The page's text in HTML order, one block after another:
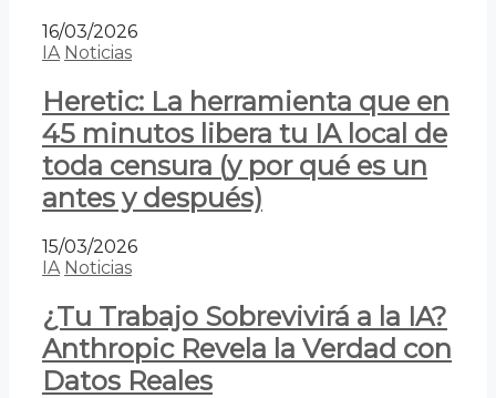
16/03/2026
IA Noticias
Heretic: La herramienta que en
45 minutos libera tu IA local de
toda censura (y por qué es un
antes y después)
15/03/2026
IA Noticias
¿Tu Trabajo Sobrevivirá a la IA?
Anthropic Revela la Verdad con
Datos Reales